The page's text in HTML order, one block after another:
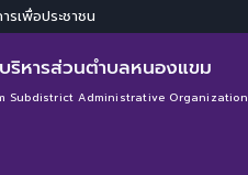
เพื่อประชาชน
ริหารส่วนตำบลหนองแขม
Subdistrict Administrative Organization